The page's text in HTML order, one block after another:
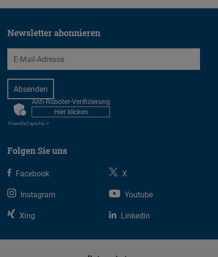
Newsletter abonnieren
EMail
CAPTCHAAnti-Roboter-Verifizierung
Hier klicken
FriendlyCaptcha ⇗
Folgen Sie uns
Facebook
X
Instagram
Youtube
Xing
Linkedin